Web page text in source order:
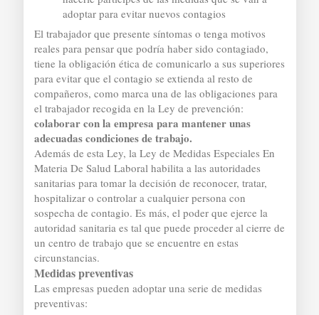
adoptar para evitar nuevos contagios
El trabajador que presente síntomas o tenga motivos
reales para pensar que podría haber sido contagiado,
tiene la obligación ética de comunicarlo a sus superiores
para evitar que el contagio se extienda al resto de
compañeros, como marca una de las obligaciones para
el trabajador recogida en la Ley de prevención:
colaborar con la empresa para mantener unas
adecuadas condiciones de trabajo.
Además de esta Ley, la Ley de Medidas Especiales En
Materia De Salud Laboral habilita a las autoridades
sanitarias para tomar la decisión de reconocer, tratar,
hospitalizar o controlar a cualquier persona con
sospecha de contagio. Es más, el poder que ejerce la
autoridad sanitaria es tal que puede proceder al cierre de
un centro de trabajo que se encuentre en estas
circunstancias.
Medidas preventivas
Las empresas pueden adoptar una serie de medidas
preventivas: